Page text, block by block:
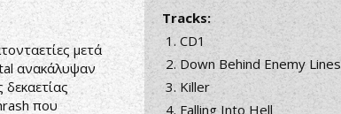
μετά
ανακάλυψαν
που
Tracks:
CD1
Down Behind Enemy Lines
Killer
Falling Into Hell